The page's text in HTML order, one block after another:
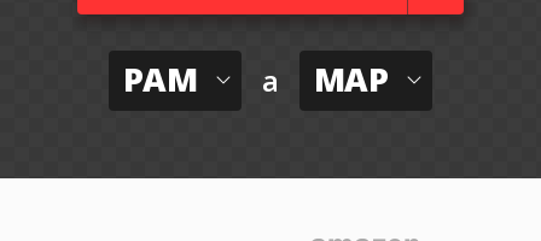
PAM a MAP